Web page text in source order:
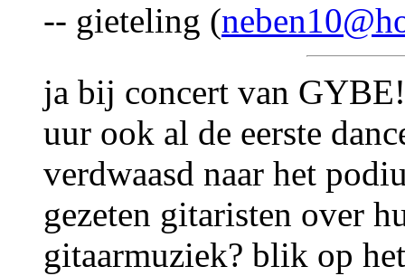
-- gieteling (
ja bij concert van
uur ook al de eerste
verdwaasd naar het
gezeten gitaristen over
gitaarmuziek? blik op